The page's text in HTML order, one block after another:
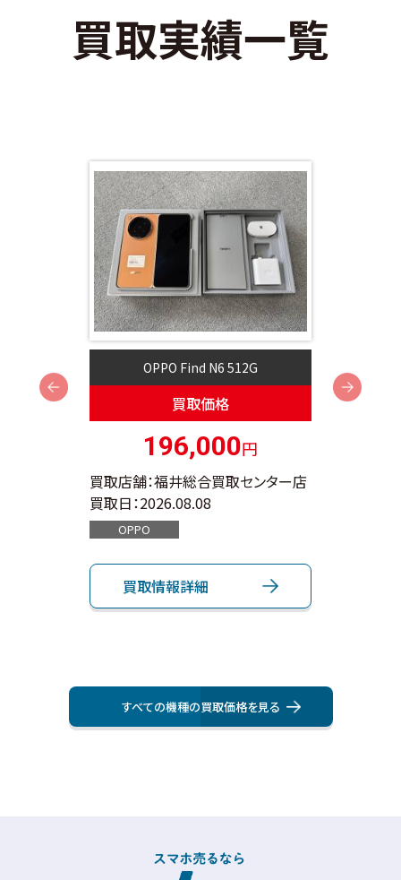
買取実績一覧
OPPO Find N6 512G
買取価格
196,000円
買取店舗：福井総合買取センター店
買取日：2026.08.08
OPPO
買取情報詳細
Next
すべての機種の買取価格を⾒る